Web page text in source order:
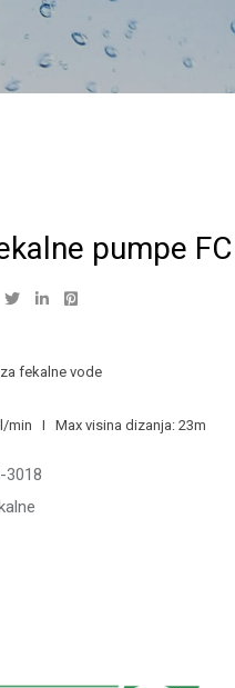
pumpe
fekalne vode
min I Max visina dizanja: 23m
3018